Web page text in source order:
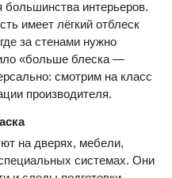
интерьеров.
имеет лёгкий отблеск
за стенами нужно
«больше блеска —
смотрим на класс
производителя.
на дверях, мебели,
системах. Они